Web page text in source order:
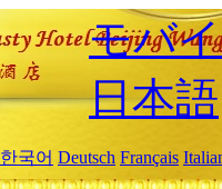
モバ
日本語
한국어 Deutsch Français